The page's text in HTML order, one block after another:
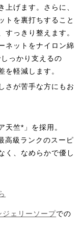
上げます。さらに、
トを裏打ちすること
すっきり整えます。
ネットをナイロン綿
っかり支えるの
を軽減します。
さが苦手な方にもお
天竺*」を採用。
高級ランクのスーピ
く、なめらかで優し
ジェリーソープでの